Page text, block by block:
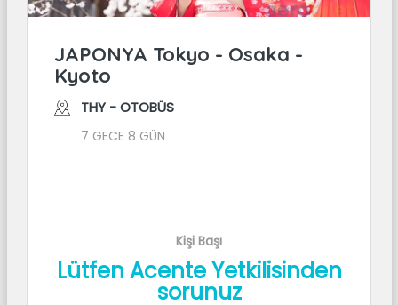
JAPONYA Tokyo - Osaka -
Kyoto
THY - OTOBÜS
7 GECE 8 GÜN
Kişi Başı
Lütfen Acente Yetkilisinden
sorunuz